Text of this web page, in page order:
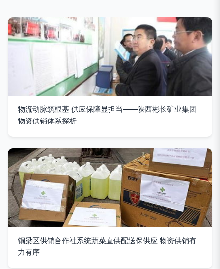
物流动脉筑根基 供应保障显担当——陕西彬长矿业集团
物资供销体系探析
铜梁区供销合作社系统蔬菜直供配送保供应 物资供销有
力有序